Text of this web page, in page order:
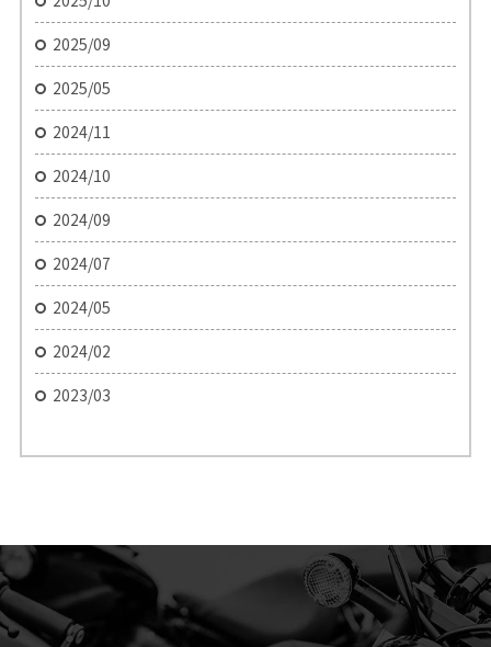
2025/09
2025/05
2024/11
2024/10
2024/09
2024/07
2024/05
2024/02
2023/03